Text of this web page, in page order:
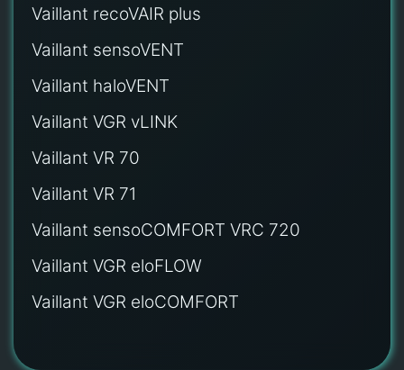
Vaillant recoVAIR plus
Vaillant sensoVENT
Vaillant haloVENT
Vaillant VGR vLINK
Vaillant VR 70
Vaillant VR 71
Vaillant sensoCOMFORT VRC 720
Vaillant VGR eloFLOW
Vaillant VGR eloCOMFORT